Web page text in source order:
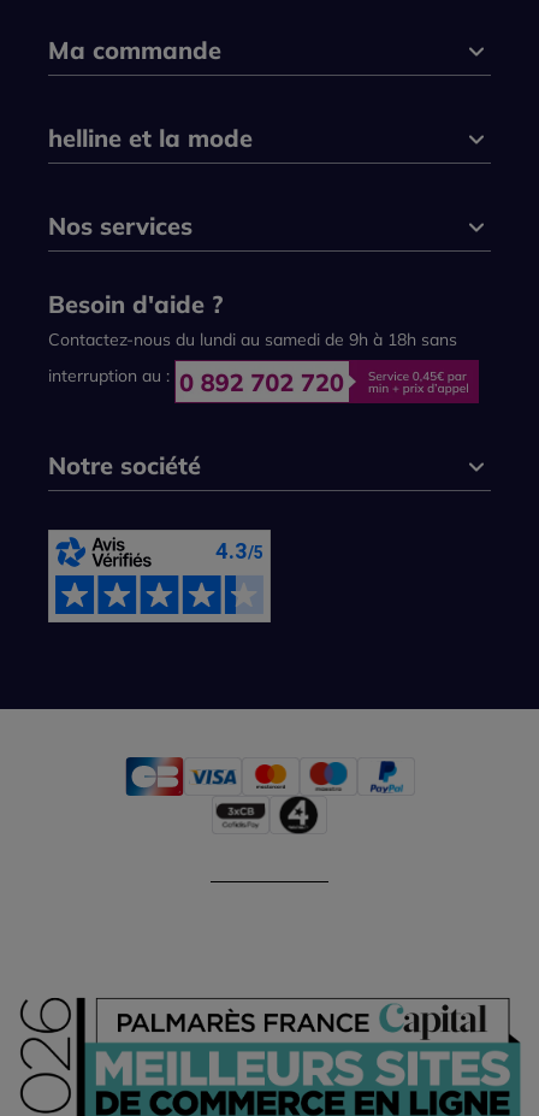
Ma commande
helline et la mode
Nos services
Besoin d'aide ?
Contactez-nous du lundi au samedi de 9h à 18h sans
interruption au :
Notre société